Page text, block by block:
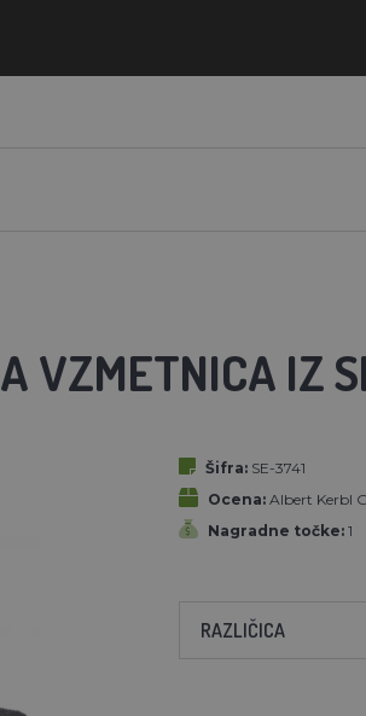
VZMETNICA IZ
Šifra: SE-3741
Ocena: Albert Kerbl
Nagradne točke: 1
RAZLIČICA